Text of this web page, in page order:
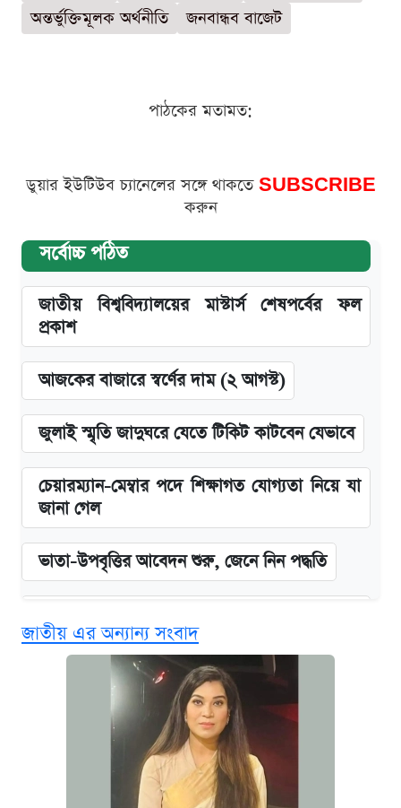
অন্তর্ভুক্তিমূলক অর্থনীতি
জনবান্ধব বাজেট
পাঠকের মতামত:
ডুয়ার ইউটিউব চ্যানেলের সঙ্গে থাকতে SUBSCRIBE
করুন
সর্বোচ্চ পঠিত
জাতীয় বিশ্ববিদ্যালয়ের মাস্টার্স শেষপর্বের ফল
প্রকাশ
আজকের বাজারে স্বর্ণের দাম (২ আগস্ট)
জুলাই স্মৃতি জাদুঘরে যেতে টিকিট কাটবেন যেভাবে
চেয়ারম্যান-মেম্বার পদে শিক্ষাগত যোগ্যতা নিয়ে যা
জানা গেল
ভাতা-উপবৃত্তির আবেদন শুরু, জেনে নিন পদ্ধতি
খান
কবে শুরু হচ্ছে ঢাবির ভর্তি আবেদন, জানাল কর্তৃপক্ষ
এক ক্লিকে জেনে নিন আইফোন ১৮ প্রো ম্যাক্সের
জাতীয় এর অন্যান্য সংবাদ